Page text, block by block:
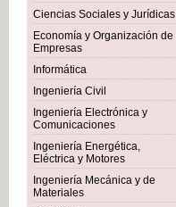
Ciencias Sociales y Jurídicas
Economía y Organización de
Empresas
Informática
Ingeniería Civil
Ingeniería Electrónica y
Comunicaciones
Ingeniería Energética,
Eléctrica y Motores
Ingeniería Mecánica y de
Materiales